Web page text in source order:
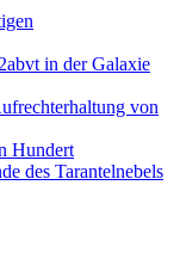
in der Galaxie
von
Hundert
des Tarantelnebels